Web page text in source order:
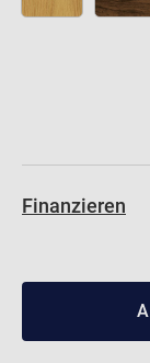
Finanzieren